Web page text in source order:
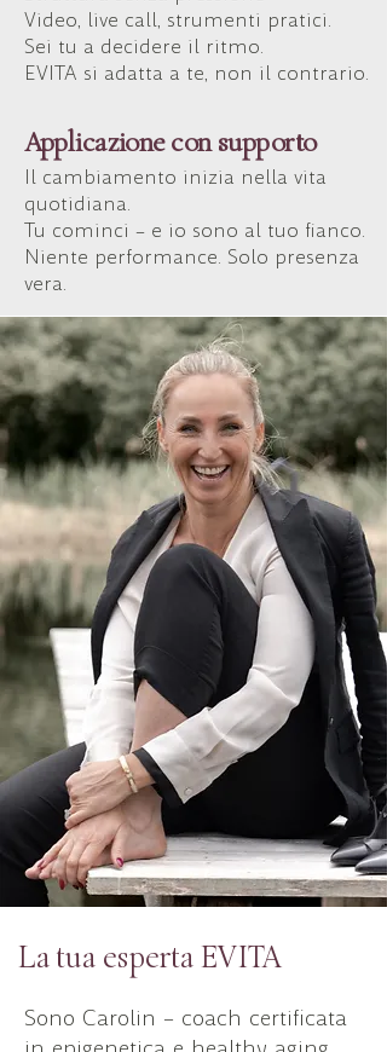
Video, live call, strumenti pratici.
Sei tu a decidere il ritmo.
EVITA si adatta a te, non il contrario.
Applicazione con supporto
Il cambiamento inizia nella vita
quotidiana.
Tu cominci – e io sono al tuo fianco.
Niente performance. Solo presenza
vera.
La tua esperta EVITA
Sono Carolin – coach certificata